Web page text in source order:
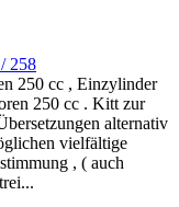
258
250 cc , Einzylinder
250 cc . Kitt zur
alternativ
vielfältige
, ( auch